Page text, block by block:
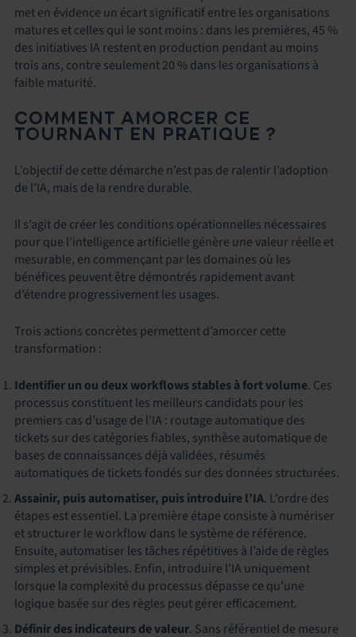
met en évidence un écart significatif entre les organisations
matures et celles qui le sont moins : dans les premières, 45 %
des initiatives IA restent en production pendant au moins
trois ans, contre seulement 20 % dans les organisations à
faible maturité.
COMMENT AMORCER CE
TOURNANT EN PRATIQUE ?
L’objectif de cette démarche n’est pas de ralentir l’adoption
de l’IA, mais de la rendre durable.
Il s’agit de créer les conditions opérationnelles nécessaires
pour que l’intelligence artificielle génère une valeur réelle et
mesurable, en commençant par les domaines où les
bénéfices peuvent être démontrés rapidement avant
d’étendre progressivement les usages.
Trois actions concrètes permettent d’amorcer cette
transformation :
Identifier un ou deux workflows stables à fort volume. Ces
processus constituent les meilleurs candidats pour les
premiers cas d’usage de l’IA : routage automatique des
tickets sur des catégories fiables, synthèse automatique de
bases de connaissances déjà validées, résumés
automatiques de tickets fondés sur des données structurées.
Assainir, puis automatiser, puis introduire l’IA. L’ordre des
étapes est essentiel. La première étape consiste à numériser
et structurer le workflow dans le système de référence.
Ensuite, automatiser les tâches répétitives à l’aide de règles
simples et prévisibles. Enfin, introduire l’IA uniquement
lorsque la complexité du processus dépasse ce qu’une
logique basée sur des règles peut gérer efficacement.
Définir des indicateurs de valeur. Sans référentiel de mesure